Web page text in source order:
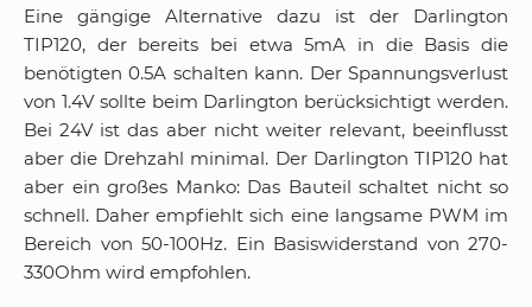
Eine gängige Alternative dazu ist der Darlington
TIP120, der bereits bei etwa 5mA in die Basis die
benötigten 0.5A schalten kann. Der Spannungsverlust
von 1.4V sollte beim Darlington berücksichtigt werden.
Bei 24V ist das aber nicht weiter relevant, beeinflusst
aber die Drehzahl minimal. Der Darlington TIP120 hat
aber ein großes Manko: Das Bauteil schaltet nicht so
schnell. Daher empfiehlt sich eine langsame PWM im
Bereich von 50-100Hz. Ein Basiswiderstand von 270-
330Ohm wird empfohlen.